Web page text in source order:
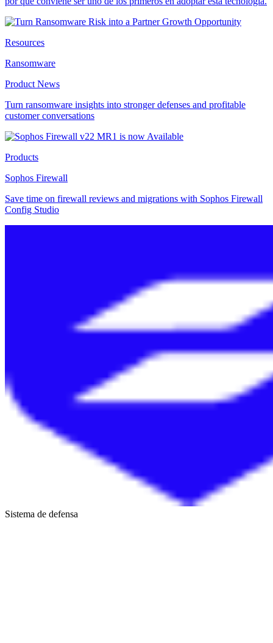
Resources
Ransomware
Product News
Turn ransomware insights into stronger defenses and profitable
customer conversations
Products
Sophos Firewall
Save time on firewall reviews and migrations with Sophos Firewall
Config Studio
Sistema de defensa